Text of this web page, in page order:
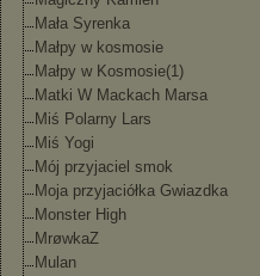
Mała Syrenka
Małpy w kosmosie
Małpy w Kosmosie(1)
Matki W Mackach Marsa
Miś Polarny Lars
Miś Yogi
Mój przyjaciel smok
Moja przyjaciółka Gwiazdka
Monster High
MrøwkaZ
Mulan